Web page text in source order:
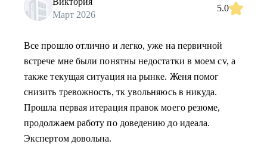
Март 2026
5.0
Все прошло отлично и легко, уже на первичной
встрече мне были понятны недостатки в моем cv, а
также текущая ситуация на рынке. Женя помог
снизить тревожность, тк увольняюсь в никуда.
Прошла первая итерация правок моего резюме,
продолжаем работу по доведению до идеала.
Экспертом довольна.